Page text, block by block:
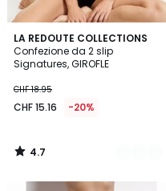
LA REDOUTE COLLECTIONS
Confezione da 2 slip
Signatures, GIROFLE
CHF 18.95
CHF 15.16 -20%
4.7
/ 5
3
Colori
4.7
/